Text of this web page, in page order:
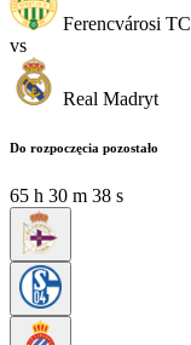
Ferencvárosi TC
vs
Real Madryt
Do rozpoczęcia pozostało
65 h 30 m 38 s